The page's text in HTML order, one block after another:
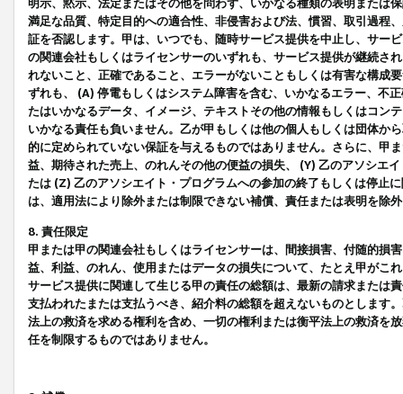
明示、黙示、法定またはその他を問わず、いかなる種類の表明または
満足な品質、特定目的への適合性、非侵害および法、慣習、取引過程
証を否認します。甲は、いつでも、随時サービス提供を中止し、サー
の関連会社もしくはライセンサーのいずれも、サービス提供が継続さ
れないこと、正確であること、エラーがないこともしくは有害な構成
ずれも、 (A) 停電もしくはシステム障害を含む、いかなるエラー、不
たはいかなるデータ、イメージ、テキストその他の情報もしくはコン
いかなる責任も負いません。乙が甲もしくは他の個人もしくは団体か
的に定められていない保証を与えるものではありません。さらに、甲
益、期待された売上、のれんその他の便益の損失、 (Y) 乙のアソシエ
たは (Z) 乙のアソシエイト・プログラムへの参加の終了もしくは停止
は、適用法により除外または制限できない補償、責任または表明を除
8. 責任限定
甲または甲の関連会社もしくはライセンサーは、間接損害、付随的損
益、利益、のれん、使用またはデータの損失について、たとえ甲がこ
サービス提供に関連して生じる甲の責任の総額は、最新の請求または
支払われたまたは支払うべき、紹介料の総額を超えないものとします
法上の救済を求める権利を含め、一切の権利または衡平法上の救済を
任を制限するものではありません。